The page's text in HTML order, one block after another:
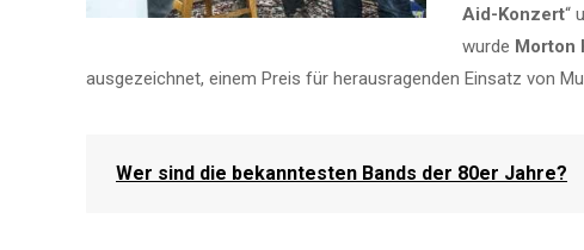
Aid-Konzert“
wurde Morton
ausgezeichnet, einem Preis für herausragenden Einsatz von
Wer sind die bekanntesten Bands der 80er Jahre?